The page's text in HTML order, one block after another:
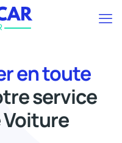
en toute
service
Voiture